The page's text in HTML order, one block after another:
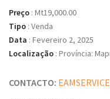
Preço : Mt19,000.00
Tipo : Venda
Data : Fevereiro 2, 2025
Localização : Província:
CONTACTO: